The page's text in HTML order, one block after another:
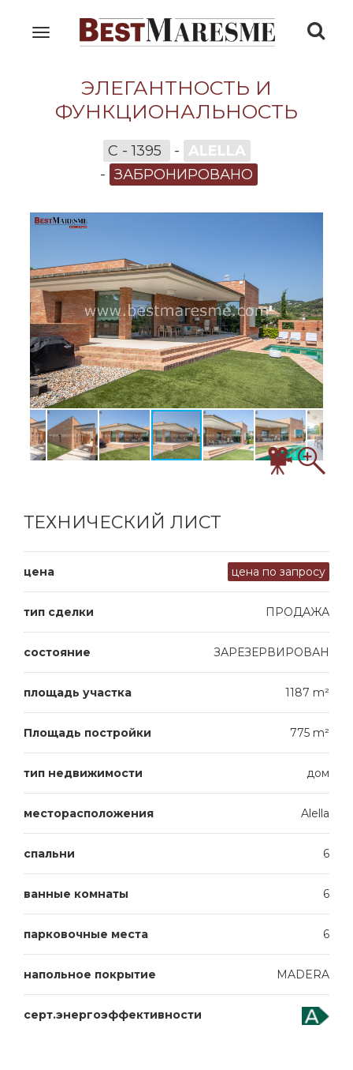
Toggle
navigation
ЭЛЕГАНТНОСТЬ И
ФУНКЦИОНАЛЬНОСТЬ
C - 1395 - ALELLA
- ЗАБРОНИРОВАНО
ТЕХНИЧЕСКИЙ ЛИСТ
цена цена по запросу
тип сделки ПРОДАЖА
состояние ЗАРЕЗЕРВИРОВАН
площадь участка 1187 m²
Площадь постройки 775 m²
тип недвижимости дом
месторасположения Alella
спальни 6
ванные комнаты 6
парковочные места 6
напольное покрытие MADERA
серт.энергоэффективности